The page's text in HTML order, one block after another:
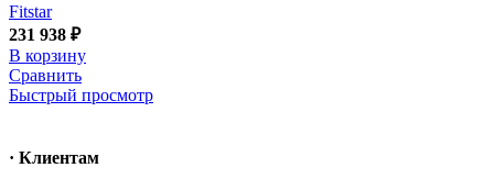
Fitstar
231 938 ₽
В корзину
Сравнить
Быстрый просмотр
· Клиентам